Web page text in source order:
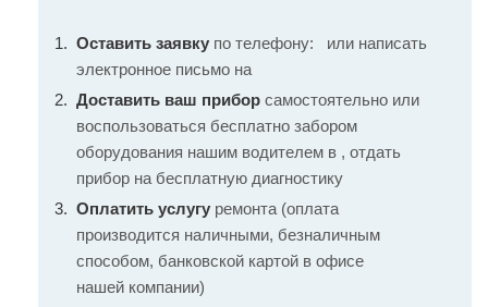
Оставить заявку по телефону:
или написать
электронное письмо на
Доставить ваш прибор самостоятельно или
воспользоваться бесплатно забором
оборудования нашим водителем в , отдать
прибор на бесплатную диагностику
Оплатить услугу ремонта (оплата
производится наличными, безналичным
способом, банковской картой в офисе
нашей компании)